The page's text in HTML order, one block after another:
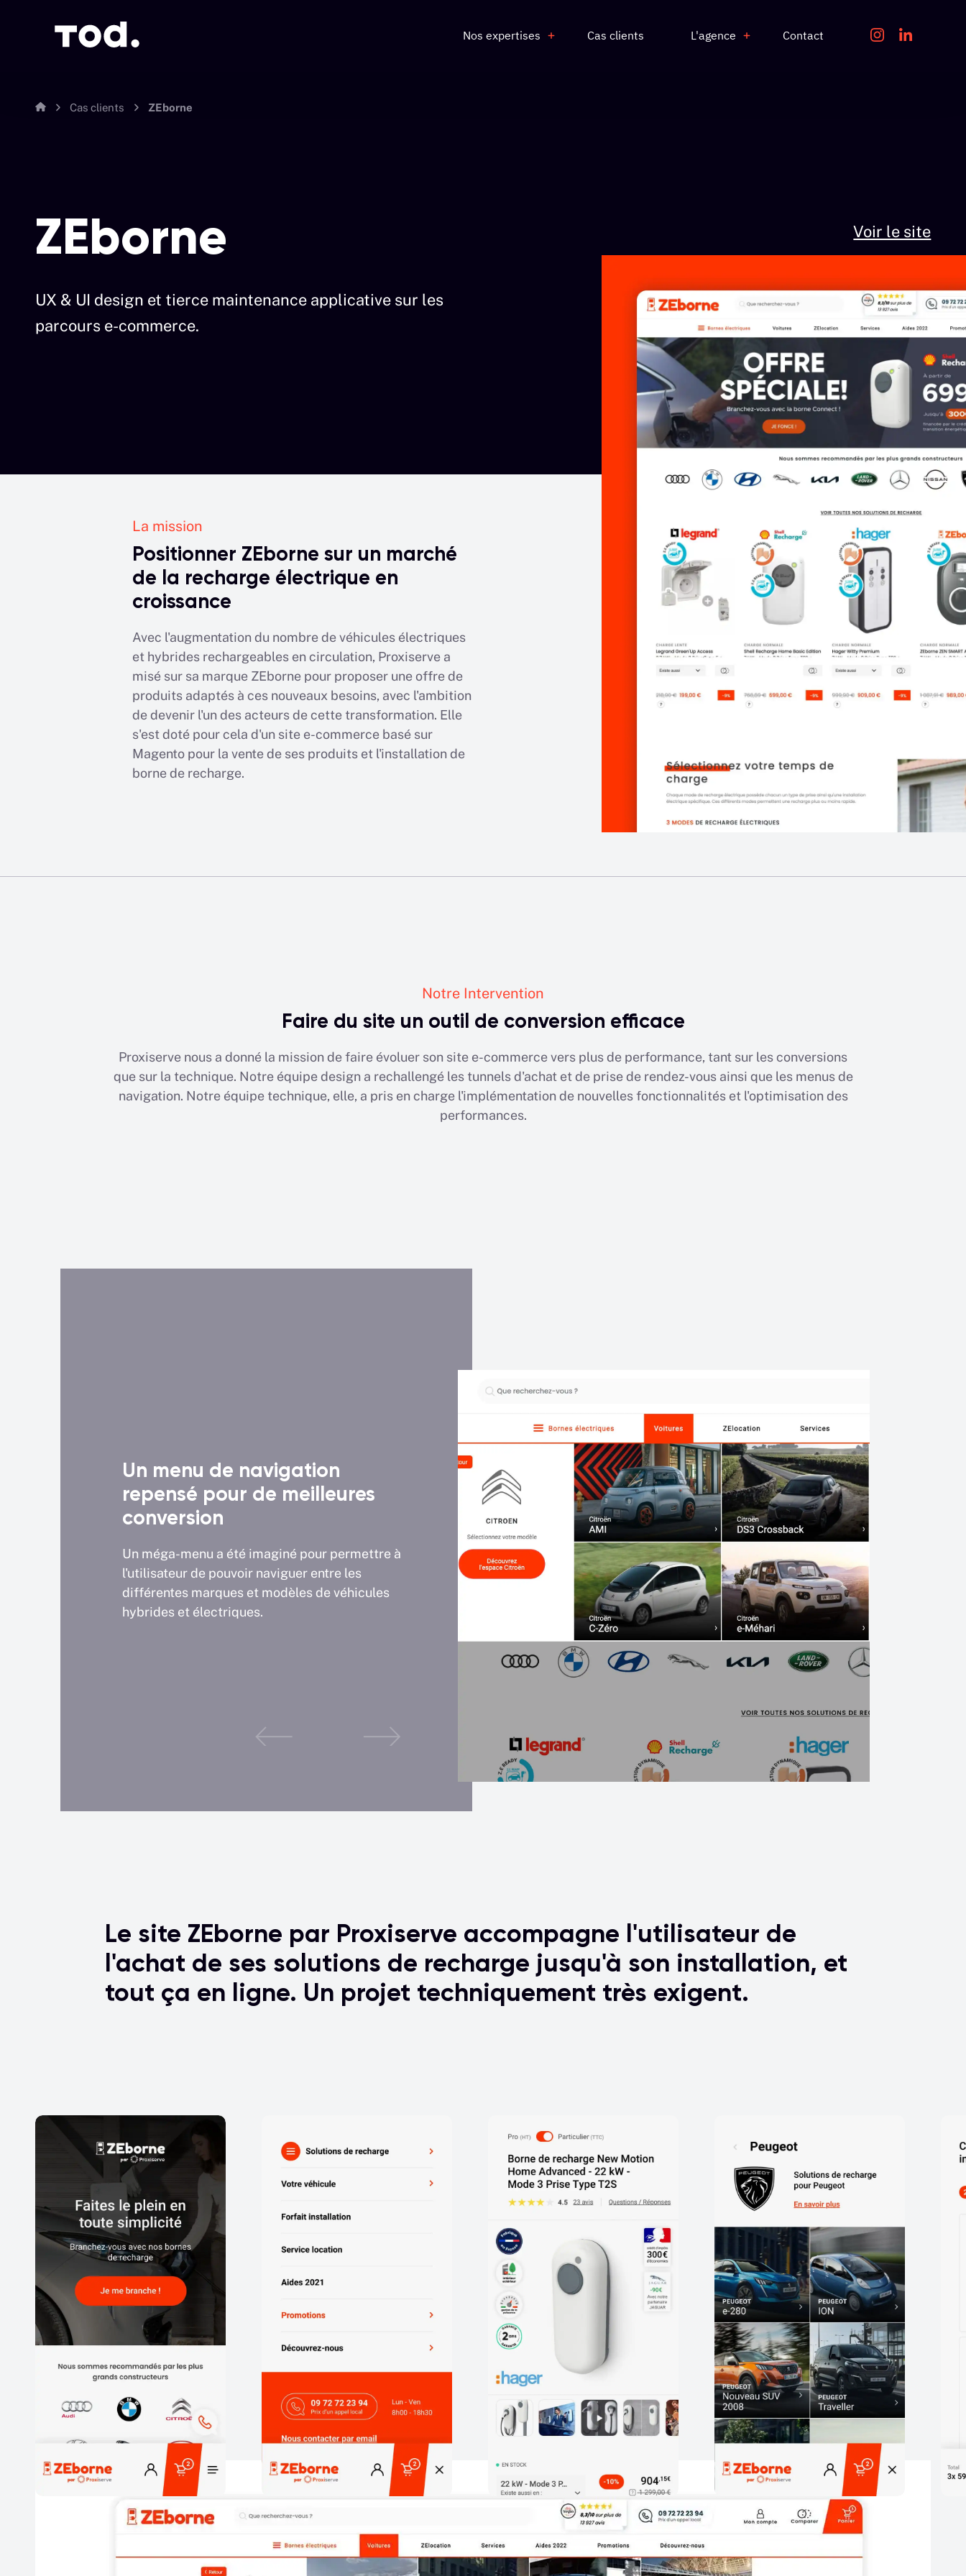
Nos expertises Cas clients L'agence Contact
Cas clients ZEborne
ZEborne
UX & UI design et tierce maintenance applicative sur les
parcours e-commerce.
Voir le site
La mission
Positionner ZEborne sur un marché
de la recharge électrique en
croissance
Avec l'augmentation du nombre de véhicules électriques
et hybrides rechargeables en circulation, Proxiserve a
misé sur sa marque ZEborne pour proposer une offre de
produits adaptés à ces nouveaux besoins, avec l'ambition
de devenir l'un des acteurs de cette transformation. Elle
s'est doté pour cela d'un site e-commerce basé sur
Magento pour la vente de ses produits et l'installation de
borne de recharge.
Notre Intervention
Faire du site un outil de conversion efficace
Proxiserve nous a donné la mission de faire évoluer son site e-commerce vers plus de performance, tant sur les conversions
que sur la technique. Notre équipe design a rechallengé les tunnels d'achat et de prise de rendez-vous ainsi que les menus de
navigation. Notre équipe technique, elle, a pris en charge l'implémentation de nouvelles fonctionnalités et l'optimisation des
performances.
Un menu de navigation
repensé pour de meilleures
conversion
Un méga-menu a été imaginé pour permettre à
l'utilisateur de pouvoir naviguer entre les
différentes marques et modèles de véhicules
hybrides et électriques.
Un tunnel de prise de rendez-
vous optimisé
Le tunnel de prise de rendez-vous pour une
installation de borne électrique a été repensé et
découpé en plusieurs étapes simples et rapides
Un menu de navigation
repensé pour de meilleures
conversion
Un méga-menu a été imaginé pour
l'utilisateur de pouvoir naviguer entre les
différentes marques et modèles de véhicules
hybrides et électriques.
Le site ZEborne par Proxiserve accompagne l'utilisateur de
l'achat de ses solutions de recharge jusqu'à son installation, et
tout ça en ligne. Un projet techniquement très exigent.